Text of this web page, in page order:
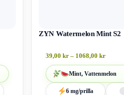
ZYN Watermelon Mint S2
39,00 kr – 1068,00 kr
Mint, Vattenmelon
6 mg/prilla